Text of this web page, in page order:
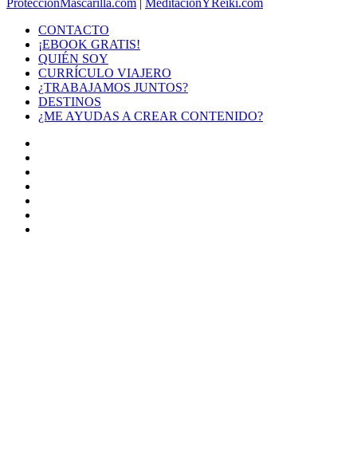
CONTACTO
¡EBOOK GRATIS!
QUIÉN SOY
CURRÍCULO VIAJERO
¿TRABAJAMOS JUNTOS?
DESTINOS
¿ME AYUDAS A CREAR CONTENIDO?